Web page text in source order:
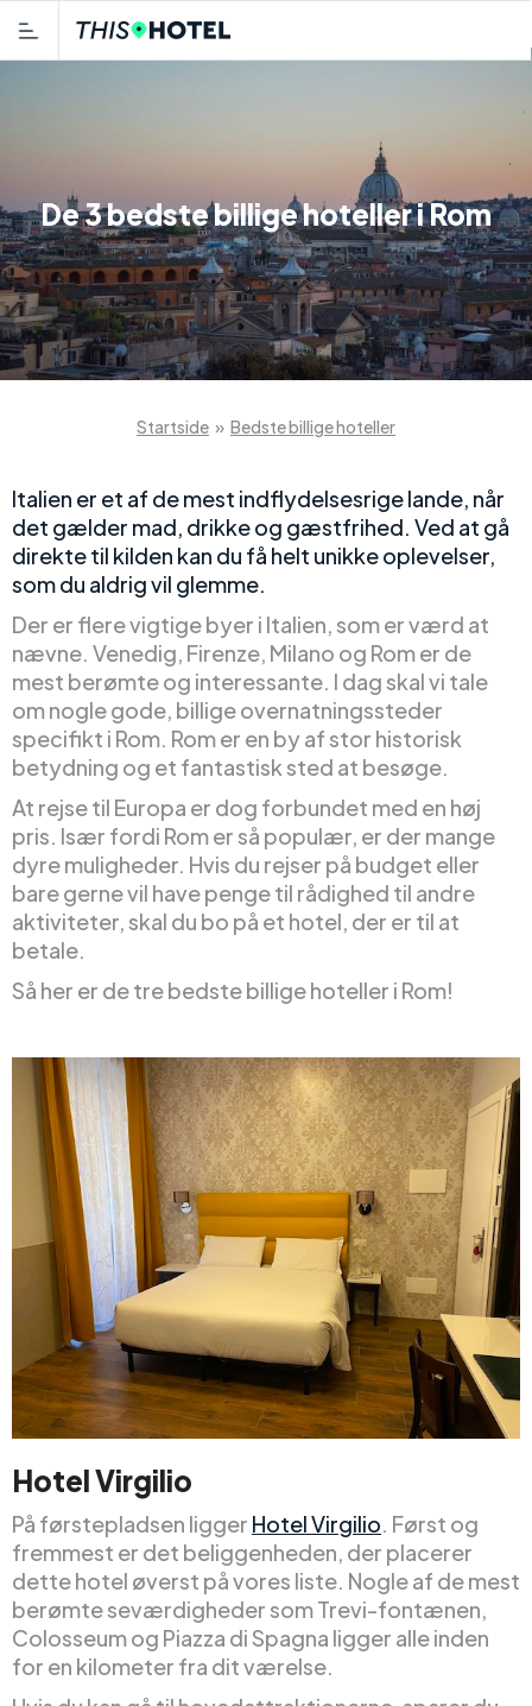
De 3 bedste billige hoteller i Rom
Startside » Bedste billige hoteller
Italien er et af de mest indflydelsesrige lande, når
det gælder mad, drikke og gæstfrihed. Ved at gå
direkte til kilden kan du få helt unikke oplevelser,
som du aldrig vil glemme.
Der er flere vigtige byer i Italien, som er værd at
nævne. Venedig, Firenze, Milano og Rom er de
mest berømte og interessante. I dag skal vi tale
om nogle gode, billige overnatningssteder
specifikt i Rom. Rom er en by af stor historisk
betydning og et fantastisk sted at besøge.
At rejse til Europa er dog forbundet med en høj
pris. Især fordi Rom er så populær, er der mange
dyre muligheder. Hvis du rejser på budget eller
bare gerne vil have penge til rådighed til andre
aktiviteter, skal du bo på et hotel, der er til at
betale.
Så her er de tre bedste billige hoteller i Rom!
Hotel Virgilio
På førstepladsen ligger Hotel Virgilio. Først og
fremmest er det beliggenheden, der placerer
dette hotel øverst på vores liste. Nogle af de mest
berømte seværdigheder som Trevi-fontænen,
Colosseum og Piazza di Spagna ligger alle inden
for en kilometer fra dit værelse.